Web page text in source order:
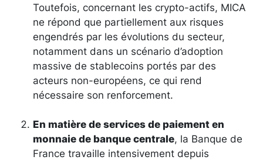
Toutefois, concernant les crypto-actifs, MICA
ne répond que partiellement aux risques
engendrés par les évolutions du secteur,
notamment dans un scénario d’adoption
massive de stablecoins portés par des
acteurs non-européens, ce qui rend
nécessaire son renforcement.
En matière de services de paiement en
monnaie de banque centrale, la Banque de
France travaille intensivement depuis